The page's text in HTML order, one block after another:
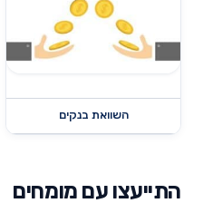
השוואת בנקים
התייעצו עם מומחים